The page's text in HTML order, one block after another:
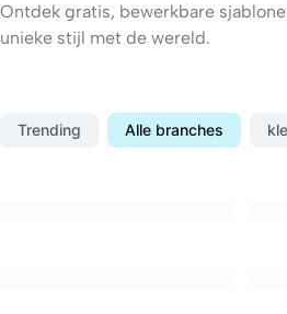
Ontdek gratis, bewerkbare
unieke stijl met de wereld.
Trending Alle branches